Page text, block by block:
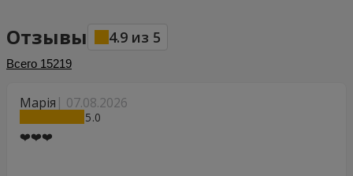
Отзывы 4.9 из 5
Всего 15219
Марія 07.08.2026
5
❤️❤️❤️